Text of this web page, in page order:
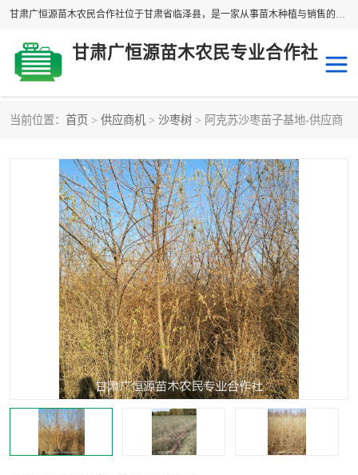
甘肃广恒源苗木农民合作社位于甘肃省临泽县，是一家从事苗木种植与销售的农民合作组织，合作社拥有苗木基地1500多亩，种植苗木品种40多个，年产各类苗木2000多万株。主营：白刺苗、红柳苗、梭梭苗等，我们以“种植一流的苗子，诚信经营”的经营理念，竭诚为每一位客户做优质的服务，欢迎来电咨询！
甘肃广恒源苗木农民专业合作社
当前位置： 首页 > 供应商机 > 沙枣树 > 阿克苏沙枣苗子基地-供应商
圆冠榆 柠条
白刺苗
沙枣树 红柳苗
沙棘苗 柽柳苗
砂生槐 四翅滨藜